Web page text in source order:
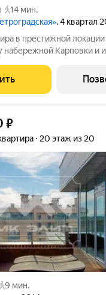
14 мин.
, 4 квартал
локации ул. Профессора
Карповки и
монастырь и реку
₽
20 этаж из 20
9 мин.